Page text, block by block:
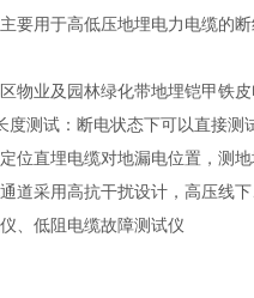
要用于高低压地埋电力电缆的
物业及园林绿化带地埋铠甲铁
测试：断电状态下可以直接
位直埋电缆对地漏电位置，测
采用高抗干扰设计，高压线
、低阻电缆故障测试仪